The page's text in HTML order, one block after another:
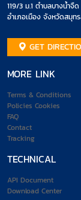
119/3 ม.1 ตำบลบางน้ำจืด
อำเภอเมือง จังหวัดสมุท
GET
MORE LINK
Terms & Conditions
Policies Cookies
FAQ
Contact
Tracking
TECHNICAL
API Document
Download Center